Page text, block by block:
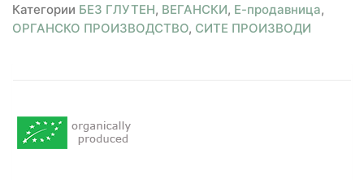
Категории БЕЗ ГЛУТЕН, ВЕГАНСКИ, Е-продавница,
ОРГАНСКО ПРОИЗВОДСТВО, СИТЕ ПРОИЗВОДИ